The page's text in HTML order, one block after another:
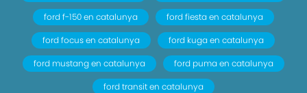
ford f-150 en catalunya
ford fiesta en catalunya
ford focus en catalunya
ford kuga en catalunya
ford mustang en catalunya
ford puma en catalunya
ford transit en catalunya